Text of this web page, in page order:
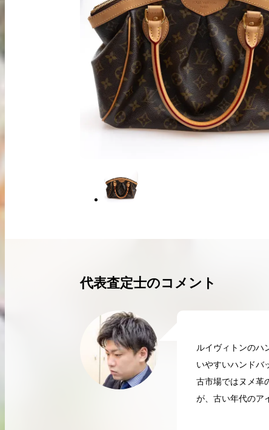
LINE査定
代表査定士のコメント
ルイヴィトンのハ
いやすいハンドバ
古市場ではヌメ革
が、古い年代のア